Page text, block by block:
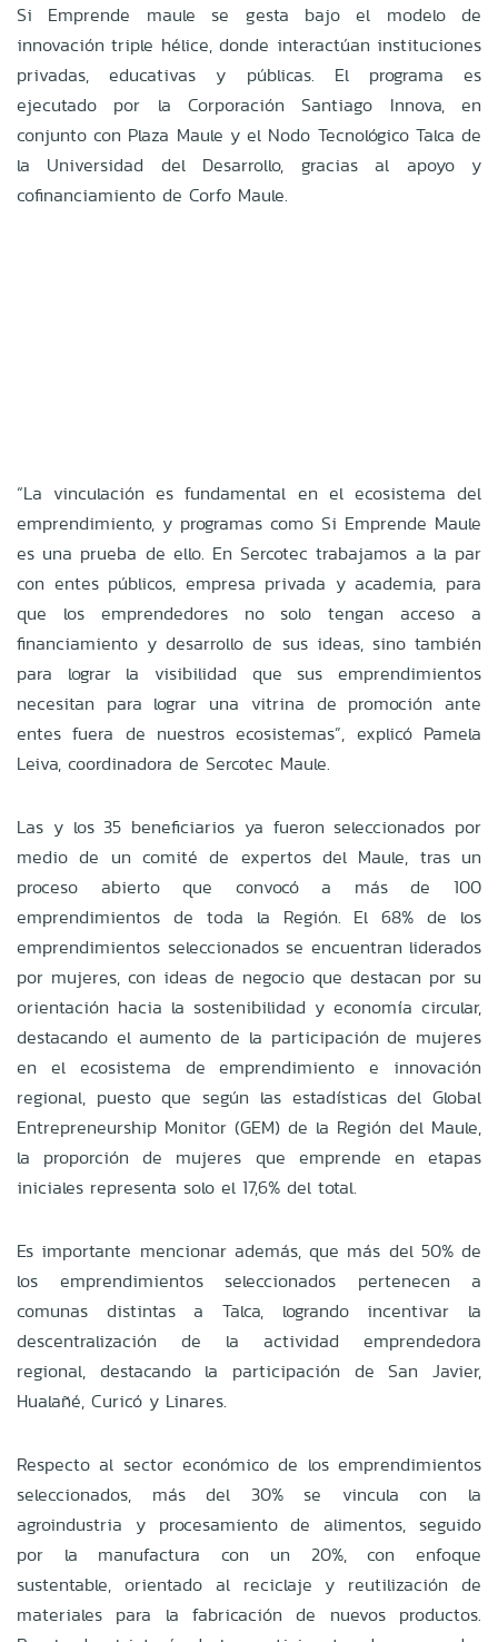
Si Emprende maule se gesta bajo el modelo de
innovación triple hélice, donde interactúan instituciones
privadas, educativas y públicas. El programa es
ejecutado por la Corporación Santiago Innova, en
conjunto con Plaza Maule y el Nodo Tecnológico Talca de
la Universidad del Desarrollo, gracias al apoyo y
cofinanciamiento de Corfo Maule.
“La vinculación es fundamental en el ecosistema del
emprendimiento, y programas como Si Emprende Maule
es una prueba de ello. En Sercotec trabajamos a la par
con entes públicos, empresa privada y academia, para
que los emprendedores no solo tengan acceso a
financiamiento y desarrollo de sus ideas, sino también
para lograr la visibilidad que sus emprendimientos
necesitan para lograr una vitrina de promoción ante
entes fuera de nuestros ecosistemas”, explicó Pamela
Leiva, coordinadora de Sercotec Maule.
Las y los 35 beneficiarios ya fueron seleccionados por
medio de un comité de expertos del Maule, tras un
proceso abierto que convocó a más de 100
emprendimientos de toda la Región. El 68% de los
emprendimientos seleccionados se encuentran liderados
por mujeres, con ideas de negocio que destacan por su
orientación hacia la sostenibilidad y economía circular,
destacando el aumento de la participación de mujeres
en el ecosistema de emprendimiento e innovación
regional, puesto que según las estadísticas del Global
Entrepreneurship Monitor (GEM) de la Región del Maule,
la proporción de mujeres que emprende en etapas
iniciales representa solo el 17,6% del total.
Es importante mencionar además, que más del 50% de
los emprendimientos seleccionados pertenecen a
comunas distintas a Talca, logrando incentivar la
descentralización de la actividad emprendedora
regional, destacando la participación de San Javier,
Hualañé, Curicó y Linares.
Respecto al sector económico de los emprendimientos
seleccionados, más del 30% se vincula con la
agroindustria y procesamiento de alimentos, seguido
por la manufactura con un 20%, con enfoque
sustentable, orientado al reciclaje y reutilización de
materiales para la fabricación de nuevos productos.